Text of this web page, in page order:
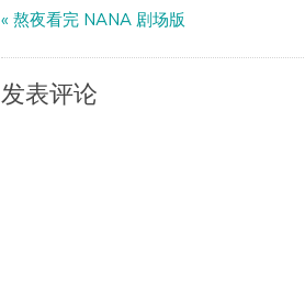
«熬夜看完 NANA 剧场版
发表评论